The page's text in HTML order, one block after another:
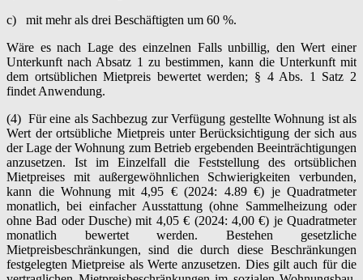
c) mit mehr als drei Beschäftigten um 60 %.
Wäre es nach Lage des einzelnen Falls unbillig, den Wert einer
Unterkunft nach Absatz 1 zu bestimmen, kann die Unterkunft mit
dem ortsüblichen Mietpreis bewertet werden; § 4 Abs. 1 Satz 2
findet Anwendung.
(4) Für eine als Sachbezug zur Verfügung gestellte Wohnung ist als
Wert der ortsübliche Mietpreis unter Berücksichtigung der sich aus
der Lage der Wohnung zum Betrieb ergebenden Beeinträchtigungen
anzusetzen. Ist im Einzelfall die Feststellung des ortsüblichen
Mietpreises mit außergewöhnlichen Schwierigkeiten verbunden,
kann die Wohnung mit 4,95 € (2024: 4.89 €) je Quadratmeter
monatlich, bei einfacher Ausstattung (ohne Sammelheizung oder
ohne Bad oder Dusche) mit 4,05 € (2024: 4,00 €) je Qua­dratmeter
monatlich bewertet werden. Bestehen gesetzliche
Mietpreisbeschränkungen, sind die durch diese Beschränkungen
festgelegten Mietpreise als Werte anzusetzen. Dies gilt auch für die